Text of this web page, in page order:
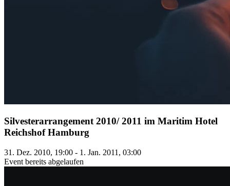
Silvesterarrangement 2010/ 2011 im Maritim Hotel
Reichshof Hamburg
31. Dez. 2010, 19:00 - 1. Jan. 2011, 03:00
Event bereits abgelaufen